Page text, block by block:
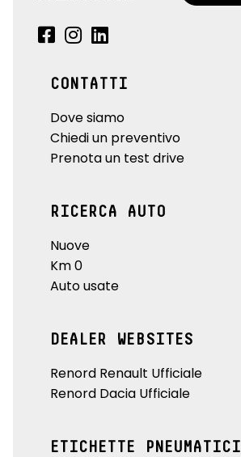
CONTATTI
Dove siamo
Chiedi un preventivo
Prenota un test drive
RICERCA AUTO
Nuove
Km 0
Auto usate
DEALER WEBSITES
Renord Renault Ufficiale
Renord Dacia Ufficiale
ETICHETTE PNEUMATICI